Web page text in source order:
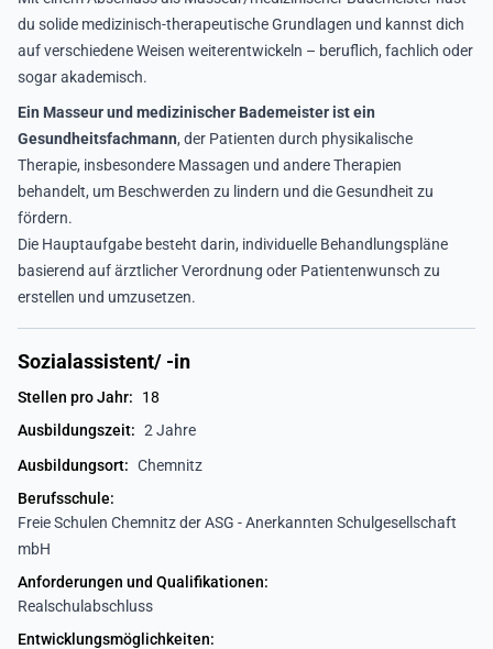
du solide medizinisch-therapeutische Grundlagen und kannst dich
auf verschiedene Weisen weiterentwickeln – beruflich, fachlich oder
sogar akademisch.
Ein Masseur und medizinischer Bademeister ist ein
Gesundheitsfachmann, der Patienten durch physikalische
Therapie, insbesondere Massagen und andere Therapien
behandelt, um Beschwerden zu lindern und die Gesundheit zu
fördern.
Die Hauptaufgabe besteht darin, individuelle Behandlungspläne
basierend auf ärztlicher Verordnung oder Patientenwunsch zu
erstellen und umzusetzen.
Sozialassistent/ -in
Stellen pro Jahr:
18
Ausbildungszeit: 2 Jahre
Ausbildungsort: Chemnitz
Berufsschule:
Freie Schulen Chemnitz der ASG - Anerkannten Schulgesellschaft
mbH
Anforderungen und Qualifikationen:
Realschulabschluss
Entwicklungsmöglichkeiten: